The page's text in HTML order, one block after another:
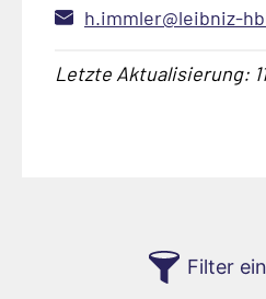
h.immler@leibniz-
Letzte Aktualisierung:
Filter